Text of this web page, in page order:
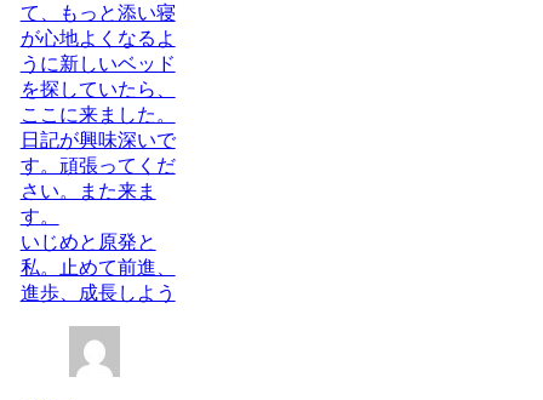
て、もっと添い寝
が心地よくなるよ
うに新しいベッド
を探していたら、
ここに来ました。
日記が興味深いで
す。頑張ってくだ
さい。また来ま
す。
いじめと原発と
私。止めて前進、
進歩、成長しよう